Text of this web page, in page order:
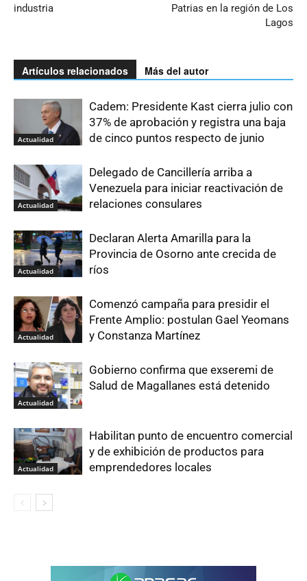
industria
Patrias en la región de Los
Lagos
Artículos relacionados Más del autor
Actualidad
Cadem: Presidente Kast cierra julio con
37% de aprobación y registra una baja
de cinco puntos respecto de junio
Actualidad
Delegado de Cancillería arriba a
Venezuela para iniciar reactivación de
relaciones consulares
Actualidad
Declaran Alerta Amarilla para la
Provincia de Osorno ante crecida de
ríos
Actualidad
Comenzó campaña para presidir el
Frente Amplio: postulan Gael Yeomans
y Constanza Martínez
Actualidad
Gobierno confirma que exseremi de
Salud de Magallanes está detenido
Actualidad
Habilitan punto de encuentro comercial
y de exhibición de productos para
emprendedores locales